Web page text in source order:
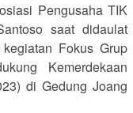
Pengusaha TIK
saat didaulat
Fokus Grup
Kemerdekaan
di Gedung Joang